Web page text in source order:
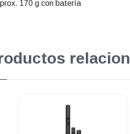
170 g con batería